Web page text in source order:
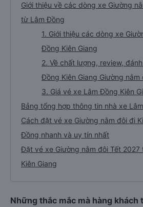
Giới thiệu về các dòng xe Giường
từ Lâm Đồng
1. Giới thiệu các dòng xe
Đồng Kiên Giang
2. Về chất lượng, review,
Đồng Kiên Giang Giường nằm
3. Giá vé xe Lâm Đồng Kiên
Bảng tổng hợp thông tin nhà xe
Cách đặt vé xe Giường nằm đôi đi
Đồng nhanh và uy tín nhất
Đặt vé xe Giường nằm đôi Tết
Kiên Giang
Những thắc mắc mà hàng khách